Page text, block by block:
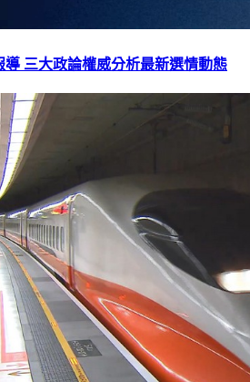
三大政論權威分析最新選情動態